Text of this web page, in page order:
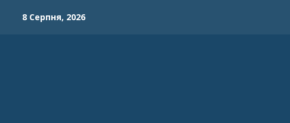
8 Серпня, 2026